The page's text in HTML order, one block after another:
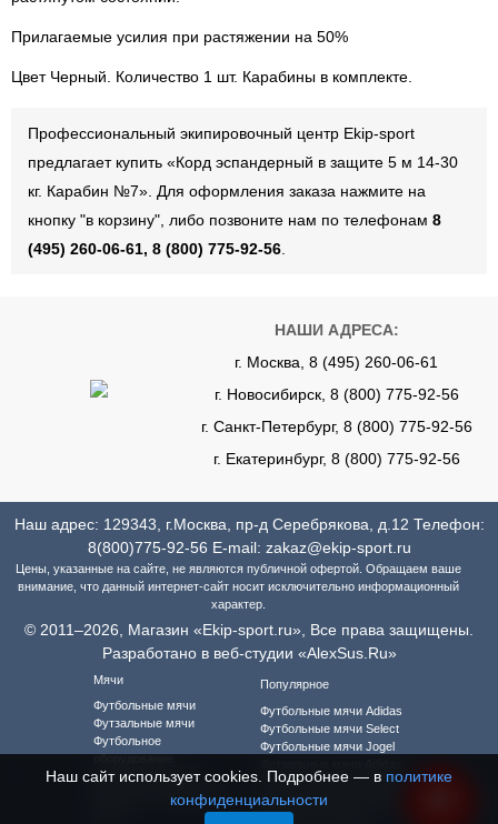
Прилагаемые усилия при растяжении на 50%
Цвет Черный. Количество 1 шт. Карабины в комплекте.
Профессиональный экипировочный центр Ekip-sport
предлагает купить «Корд эспандерный в защите 5 м 14-30
кг. Карабин №7». Для оформления заказа нажмите на
кнопку "в корзину", либо позвоните нам по телефонам 8
(495) 260-06-61, 8 (800) 775-92-56
НАШИ АДРЕСА:
г. Москва, 8 (495) 260-06-61
г. Новосибирск, 8 (800) 775-92-56
г. Санкт-Петербург, 8 (800) 775-92-56
г. Екатеринбург, 8 (800) 775-92-56
Наш адрес: 129343, г.Москва, пр-д Серебрякова, д.12 Телефон:
8(800)775-92-56 E-mail: zakaz@ekip-sport.ru
Цены, указанные на сайте, не являются публичной офертой. Обращаем ваше
внимание, что данный интернет-сайт носит исключительно информационный
характер.
© 2011–2026, Магазин «Ekip-sport.ru», Все права защищены.
Разработано в веб-студии «AlexSus.Ru»
Мячи
Футбольные мячи
Футзальные мячи
Футбольное
Футбольная форма
Футбольная форма для
Популярное
Футбольные мячи Adidas
Футбольные мячи Select
Футбольные мячи Jogel
Футзальные мячи Select
Футзальные мячи Jogel
Футбольная форма
Наш сайт использует cookies. Подробнее — в политике
конфиденциальности